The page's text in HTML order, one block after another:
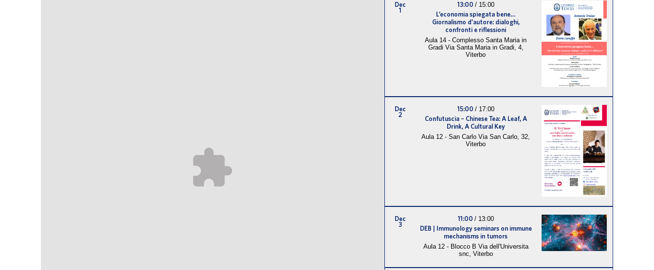
Dec
1
L’economia spiegata bene…
Giornalismo d’autore: dialoghi,
confronti e riflessioni
13:00 / 15:00
Aula 14 - Complesso Santa Maria in
Gradi Via Santa Maria in Gradi, 4,
Viterbo
Dec
2
Confutuscia – Chinese Tea: A Leaf, A
Drink, A Cultural Key
15:00 / 17:00
Aula 12 - San CarloVia San Carlo, 32,
Viterbo
Dec
3
DEB | Immunology seminars on immune
mechanisms in tumors
11:00 / 13:00
Aula 12 - Blocco B Via dell'Universita
snc, Viterbo